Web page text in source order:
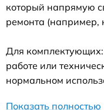
который напрямую
ремонта (например,
Для
работе или
нормальном
Показать полностью